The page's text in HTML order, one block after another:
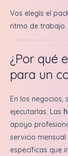
Vos elegís el
ritmo de trabajo.
¿Por qué
para un
En los
ejecutarlas. Las
apoyo
servicio
específicas que